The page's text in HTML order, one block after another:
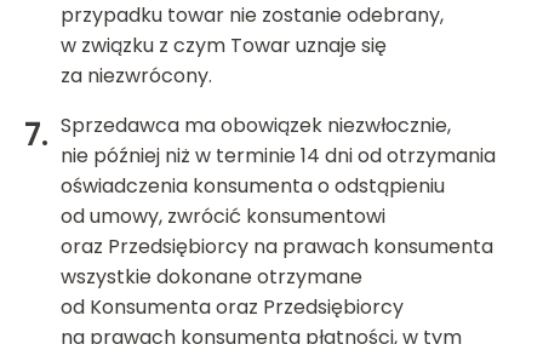
przypadku towar nie zostanie odebrany,
w związku z czym Towar uznaje się
za niezwrócony.
Sprzedawca ma obowiązek niezwłocznie,
nie później niż w terminie 14 dni od otrzymania
oświadczenia konsumenta o odstąpieniu
od umowy, zwrócić konsumentowi
oraz Przedsiębiorcy na prawach konsumenta
wszystkie dokonane otrzymane
od Konsumenta oraz Przedsiębiorcy
na prawach konsumenta płatności, w tym